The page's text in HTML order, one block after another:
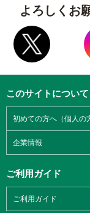
よろしくお
このサイトについて
初めての方へ（個人の
企業情報
ご利用ガイド
ご利用ガイド